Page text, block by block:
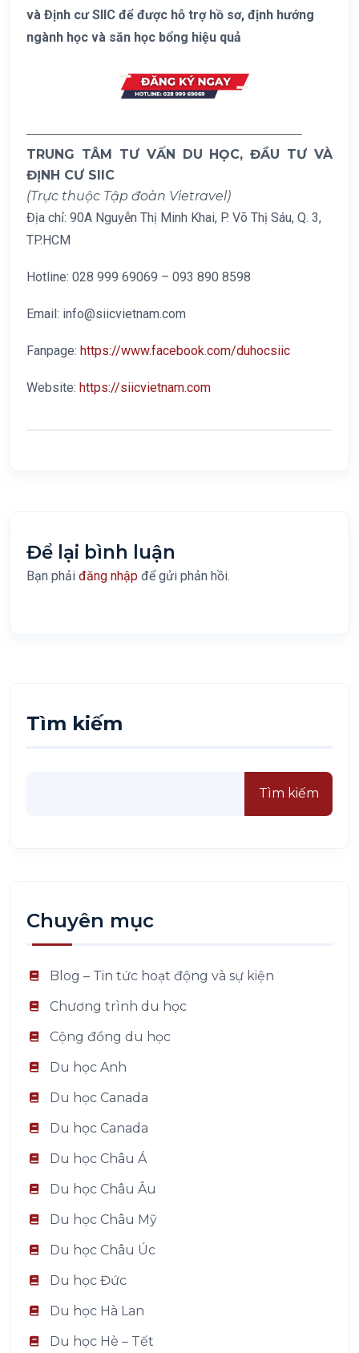
và Định cư SIIC để được hỗ trợ hồ sơ, định hướng
ngành học và săn học bổng hiệu quả
—————————————————————–
TRUNG TÂM TƯ VẤN DU HỌC, ĐẦU TƯ VÀ
ĐỊNH CƯ SIIC
(Trực thuộc Tập đoàn Vietravel)
Địa chỉ: 90A Nguyễn Thị Minh Khai, P. Võ Thị Sáu, Q. 3,
TP.HCM
Hotline: 028 999 69069 – 093 890 8598
Email: info@siicvietnam.com
Fanpage: https://www.facebook.com/duhocsiic
Website: https://siicvietnam.com
Để lại bình luận
Bạn phải đăng nhập để gửi phản hồi.
Tìm kiếm
Tìm kiếm
Chuyên mục
Blog – Tin tức hoạt động và sự kiện
Chương trình du học
Cộng đồng du học
Du học Anh
Du học Canada
Du học Canada
Du học Châu Á
Du học Châu Âu
Du học Châu Mỹ
Du học Châu Úc
Du học Đức
Du học Hà Lan
Du học Hè – Tết